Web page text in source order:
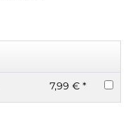
7,99 € *